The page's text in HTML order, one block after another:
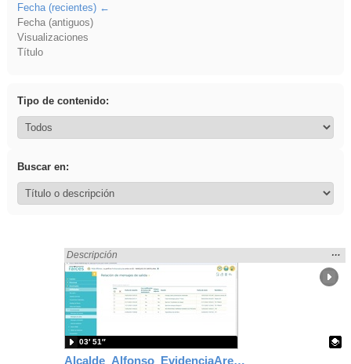
Fecha (recientes)
Fecha (antiguos)
Visualizaciones
Título
Tipo de contenido:
Buscar en:
Alcalde_Alfonso_EvidenciaArea_1
Encontrado «Comunicación» en:
Descripción
la
…
03′ 51″